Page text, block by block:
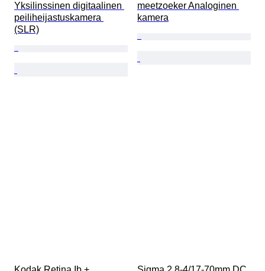
Yksilinssinen digitaalinen
peiliheijastuskamera
(SLR)
meetzoeker Analoginen
kamera